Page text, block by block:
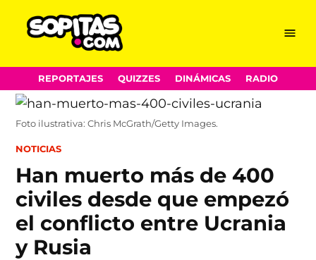
Skip
to
content
Menu
REPORTAJES QUIZZES DINÁMICAS RADIO
Foto ilustrativa: Chris McGrath/Getty Images.
POSTED
NOTICIAS
Han muerto más de 400
civiles desde que empezó
el conflicto entre Ucrania
y Rusia